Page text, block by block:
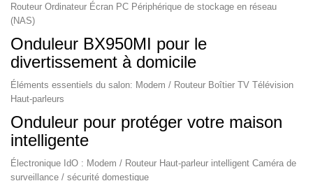
Routeur Ordinateur Écran PC Périphérique de stockage en réseau
(NAS)
Onduleur BX950MI pour le
divertissement à domicile
Éléments essentiels du salon: Modem / Routeur Boîtier TV Télévision
Haut-parleurs
Onduleur pour protéger votre maison
intelligente
Électronique IdO : Modem / Routeur Haut-parleur intelligent Caméra de
surveillance / sécurité domestique